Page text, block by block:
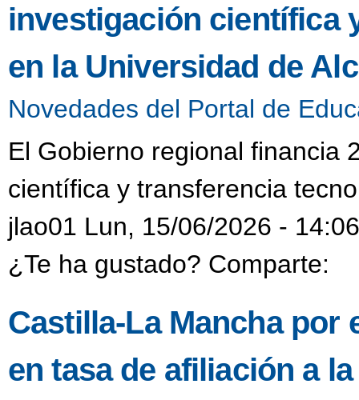
investigación científica
en la Universidad de
Novedades del Portal de
El Gobierno regional financia
científica y transferencia
jlao01 Lun, 15/06/2026 - 14:06
¿Te ha gustado? Comparte:
Castilla-La Mancha por
en tasa de afiliación a